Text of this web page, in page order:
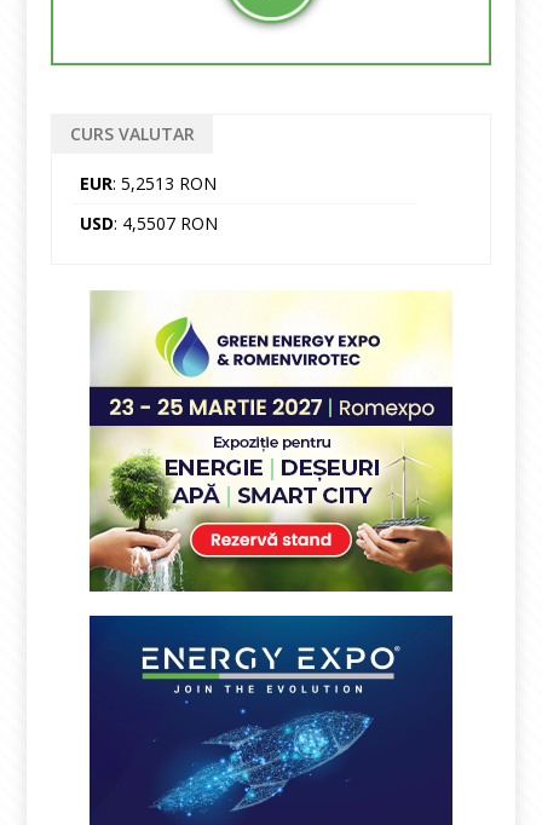
CURS VALUTAR
EUR: 5,2513 RON
USD: 4,5507 RON